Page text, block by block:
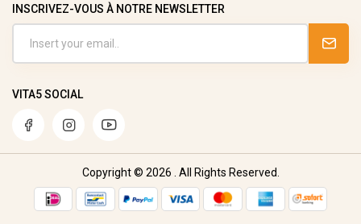
INSCRIVEZ-VOUS À NOTRE NEWSLETTER
VITA5 SOCIAL
Copyright © 2026 . All Rights Reserved.